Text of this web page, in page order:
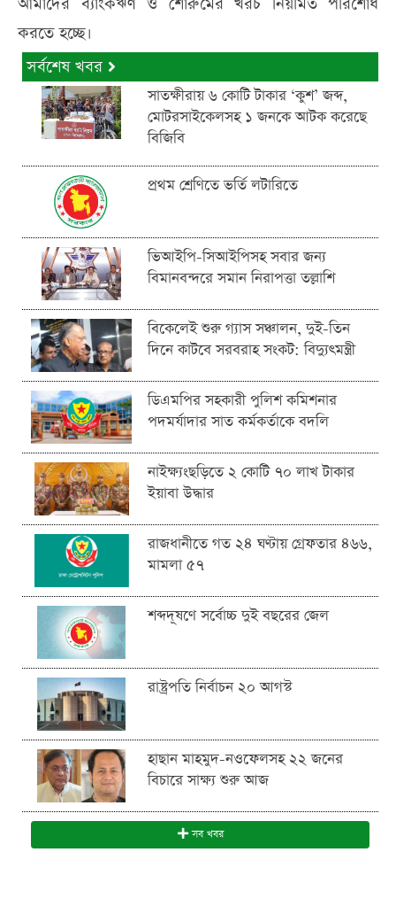
করতে হচ্ছে।
সর্বশেষ খবর
সাতক্ষীরায় ৬ কোটি টাকার ‘কুশ’ জব্দ,
মোটরসাইকেলসহ ১ জনকে আটক করেছে
বিজিবি
প্রথম শ্রেণিতে ভর্তি লটারিতে
ভিআইপি-সিআইপিসহ সবার জন্য
বিমানবন্দরে সমান নিরাপত্তা তল্লাশি
বিকেলেই শুরু গ্যাস সঞ্চালন, দুই-তিন
দিনে কাটবে সরবরাহ সংকট: বিদ্যুৎমন্ত্রী
ডিএমপির সহকারী পুলিশ কমিশনার
পদমর্যাদার সাত কর্মকর্তাকে বদলি
নাইক্ষ্যংছড়িতে ২ কোটি ৭০ লাখ টাকার
ইয়াবা উদ্ধার
রাজধানীতে গত ২৪ ঘণ্টায় গ্রেফতার ৪৬৬,
মামলা ৫৭
শব্দদূষণে সর্বোচ্চ দুই বছরের জেল
রাষ্ট্রপতি নির্বাচন ২০ আগস্ট
হাছান মাহমুদ-নওফেলসহ ২২ জনের
বিচারে সাক্ষ্য শুরু আজ
সব খবর